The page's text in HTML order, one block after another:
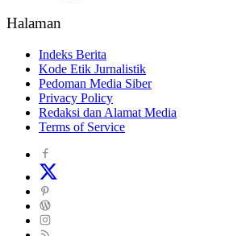
Halaman
Indeks Berita
Kode Etik Jurnalistik
Pedoman Media Siber
Privacy Policy
Redaksi dan Alamat Media
Terms of Service